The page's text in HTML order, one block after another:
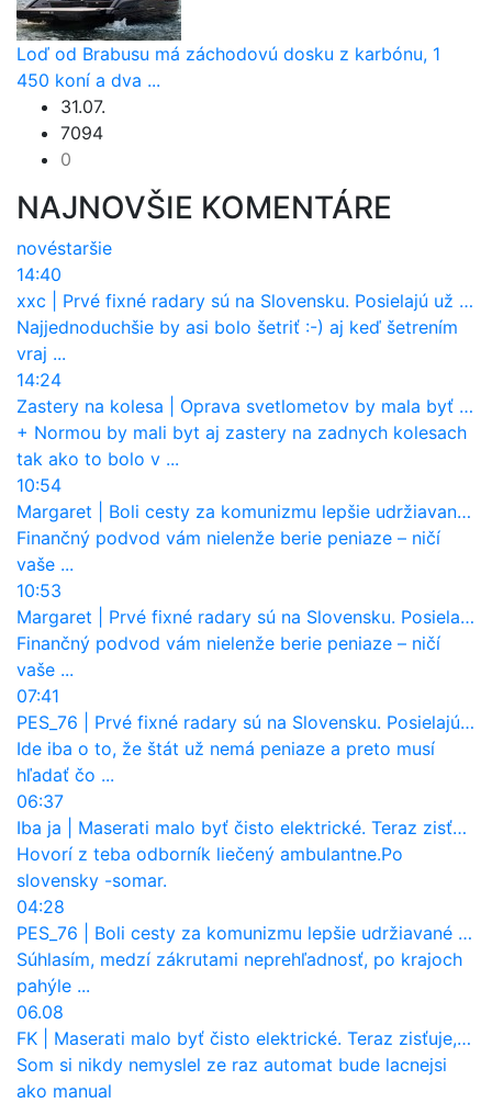
Loď od Brabusu má záchodovú dosku z karbónu, 1
450 koní a dva ...
31.07.
7094
0
NAJNOVŠIE KOMENTÁRE
novéstaršie
14:40
xxc
Prvé fixné radary sú na Slovensku. Posielajú už pokuty? Ukáže ich Waze?
Najjednoduchšie by asi bolo šetriť :-) aj keď šetrením
vraj ...
14:24
Zastery na kolesa
Oprava svetlometov by mala byť normou. Jeden nový dnes stojí priemerne 1251 eur!
+ Normou by mali byt aj zastery na zadnych kolesach
tak ako to bolo v ...
10:54
Margaret
Boli cesty za komunizmu lepšie udržiavané ako dnes?
Finančný podvod vám nielenže berie peniaze – ničí
vaše ...
10:53
Margaret
Prvé fixné radary sú na Slovensku. Posielajú už pokuty? Ukáže ich Waze?
Finančný podvod vám nielenže berie peniaze – ničí
vaše ...
07:41
PES_76
Prvé fixné radary sú na Slovensku. Posielajú už pokuty? Ukáže ich Waze?
Ide iba o to, že štát už nemá peniaze a preto musí
hľadať čo ...
06:37
Iba ja
Maserati malo byť čisto elektrické. Teraz zisťuje, že potrebuje nový osemvalcový motor
Hovorí z teba odborník liečený ambulantne.Po
slovensky -somar.
04:28
PES_76
Boli cesty za komunizmu lepšie udržiavané ako dnes?
Súhlasím, medzí zákrutami neprehľadnosť, po krajoch
pahýle ...
06.08
FK
Maserati malo byť čisto elektrické. Teraz zisťuje, že potrebuje nový osemvalcový motor
Som si nikdy nemyslel ze raz automat bude lacnejsi
ako manual